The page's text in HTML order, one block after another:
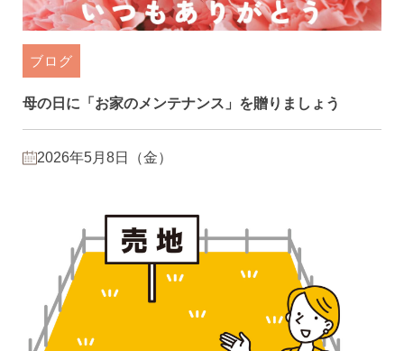
ブログ
母の日に「お家のメンテナンス」を贈りましょう
2026年5月8日（金）